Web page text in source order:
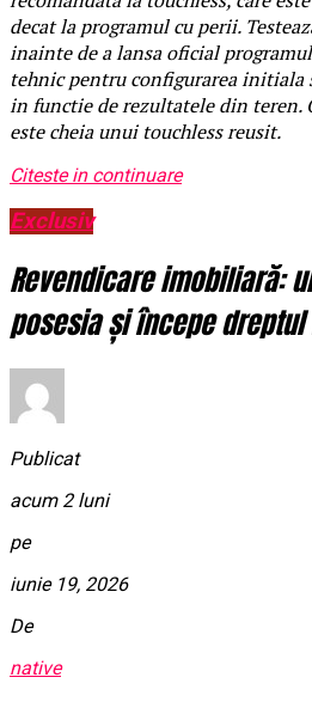
decat la programul cu perii.
inainte de a lansa oficial
tehnic pentru configurarea initiala
in functie de rezultatele din teren.
este cheia unui touchless reusit.
Citeste in continuare
Exclusiv
Revendicare imobiliară:
posesia și începe
Publicat
acum 2 luni
pe
iunie 19, 2026
De
native